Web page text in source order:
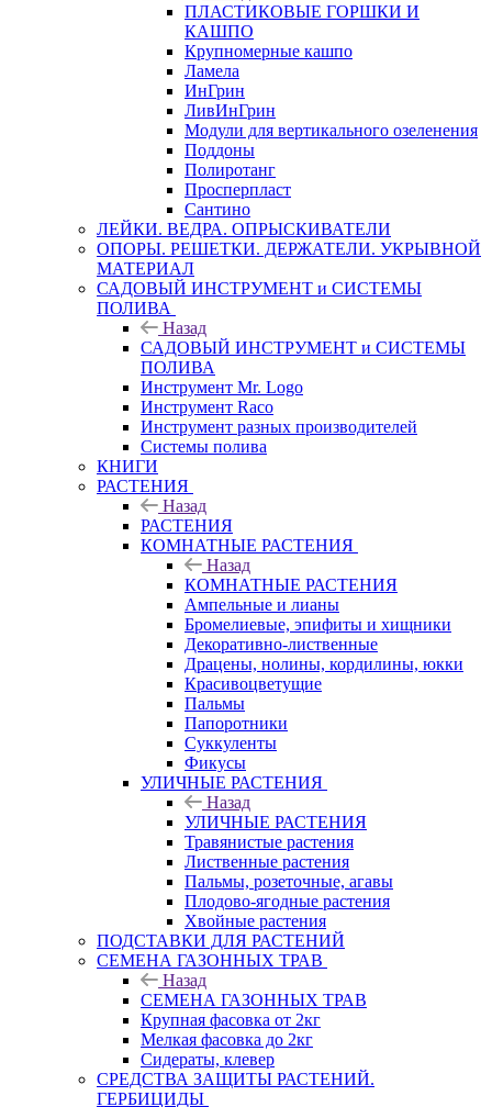
ПЛАСТИКОВЫЕ ГОРШКИ И
КАШПО
Крупномерные кашпо
Ламела
ИнГрин
ЛивИнГрин
Модули для вертикального озеленения
Поддоны
Полиротанг
Просперпласт
Сантино
ЛЕЙКИ. ВЕДРА. ОПРЫСКИВАТЕЛИ
ОПОРЫ. РЕШЕТКИ. ДЕРЖАТЕЛИ. УКРЫВНОЙ
МАТЕРИАЛ
САДОВЫЙ ИНСТРУМЕНТ и СИСТЕМЫ
ПОЛИВА
Назад
САДОВЫЙ ИНСТРУМЕНТ и СИСТЕМЫ
ПОЛИВА
Инструмент Mr. Logo
Инструмент Raco
Инструмент разных производителей
Системы полива
КНИГИ
РАСТЕНИЯ
Назад
РАСТЕНИЯ
КОМНАТНЫЕ РАСТЕНИЯ
Назад
КОМНАТНЫЕ РАСТЕНИЯ
Ампельные и лианы
Бромелиевые, эпифиты и хищники
Декоративно-лиственные
Драцены, нолины, кордилины, юкки
Красивоцветущие
Пальмы
Папоротники
Суккуленты
Фикусы
УЛИЧНЫЕ РАСТЕНИЯ
Назад
УЛИЧНЫЕ РАСТЕНИЯ
Травянистые растения
Лиственные растения
Пальмы, розеточные, агавы
Плодово-ягодные растения
Хвойные растения
ПОДСТАВКИ ДЛЯ РАСТЕНИЙ
СЕМЕНА ГАЗОННЫХ ТРАВ
Назад
СЕМЕНА ГАЗОННЫХ ТРАВ
Крупная фасовка от 2кг
Мелкая фасовка до 2кг
Сидераты, клевер
СРЕДСТВА ЗАЩИТЫ РАСТЕНИЙ.
ГЕРБИЦИДЫ